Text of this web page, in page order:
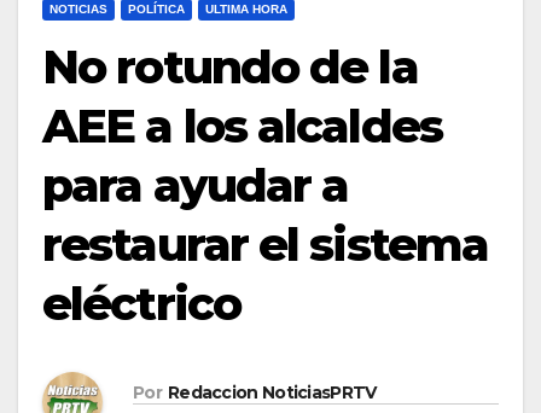
NOTICIAS POLÍTICA ULTIMA HORA
No rotundo de la
AEE a los alcaldes
para ayudar a
restaurar el sistema
eléctrico
Por Redaccion NoticiasPRTV